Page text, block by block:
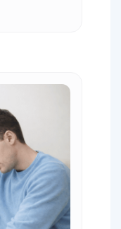
из запоя
каждой,